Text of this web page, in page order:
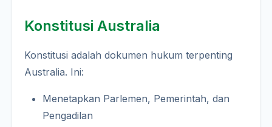
Konstitusi Australia
Konstitusi adalah dokumen hukum terpenting
Australia. Ini:
Menetapkan Parlemen, Pemerintah, dan
Pengadilan